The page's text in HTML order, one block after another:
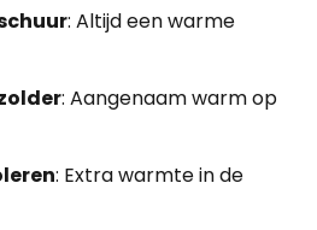
: Altijd een warme
: Aangenaam warm op
: Extra warmte in de